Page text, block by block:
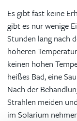
Es gibt fast keine
gibt es nur wenige
Stunden lang nach
höheren
keinen hohen
heißes Bad, eine
Nach der
Strahlen meiden
im Solarium